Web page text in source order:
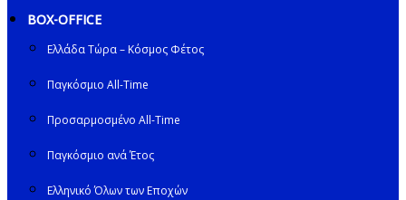
BOX-OFFICE
Ελλάδα Τώρα – Κόσμος Φέτος
Παγκόσμιο All-Time
Προσαρμοσμένο All-Time
Παγκόσμιο ανά Έτος
Ελληνικό Όλων των Εποχών